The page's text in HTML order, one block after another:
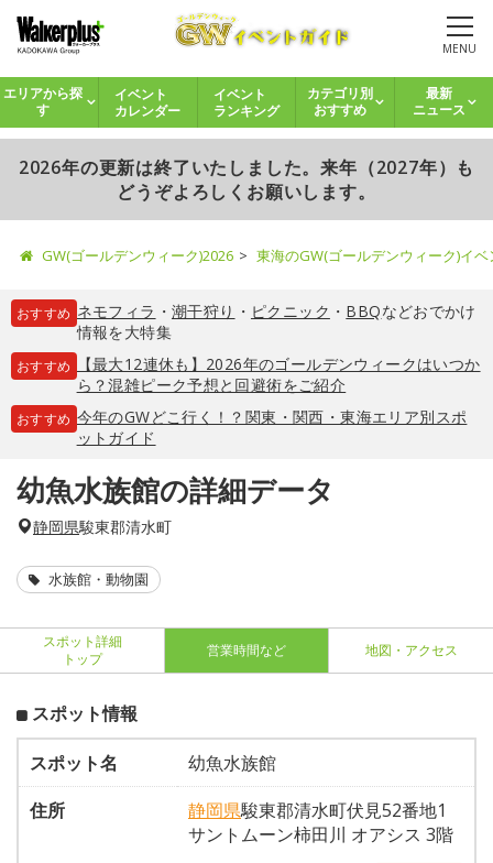
MENU
エリアから探
す
イベント
カレンダー
イベント
ランキング
カテゴリ別
おすすめ
最新
ニュース
2026年の更新は終了いたしました。来年（2027年）も
どうぞよろしくお願いします。
GW(ゴールデンウィーク)2026 東海のGW(ゴールデンウィーク)イ
おすすめ ネモフィラ ・ 潮干狩り ・ ピクニック ・ BBQなどおでかけ
情報を大特集
おすすめ
【最大12連休も】2026年のゴールデンウィークはいつか
ら？混雑ピーク予想と回避術をご紹介
おすすめ 今年のGWどこ行く！？関東・関西・東海エリア別スポ
ットガイド
幼魚水族館の詳細データ
静岡県駿東郡清水町
水族館・動物園
スポット詳細
トップ
営業時間など 地図・アクセス
スポット情報
スポット名
幼魚水族館
住所
静岡県駿東郡清水町伏見52番地1
サントムーン柿田川 オアシス 3階